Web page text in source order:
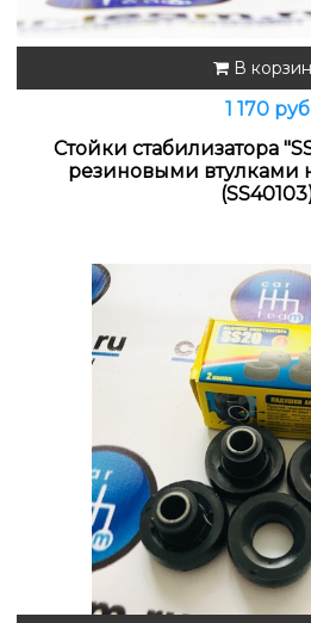
В
1 170 руб
Стойки стабилизатора
резиновыми втулками